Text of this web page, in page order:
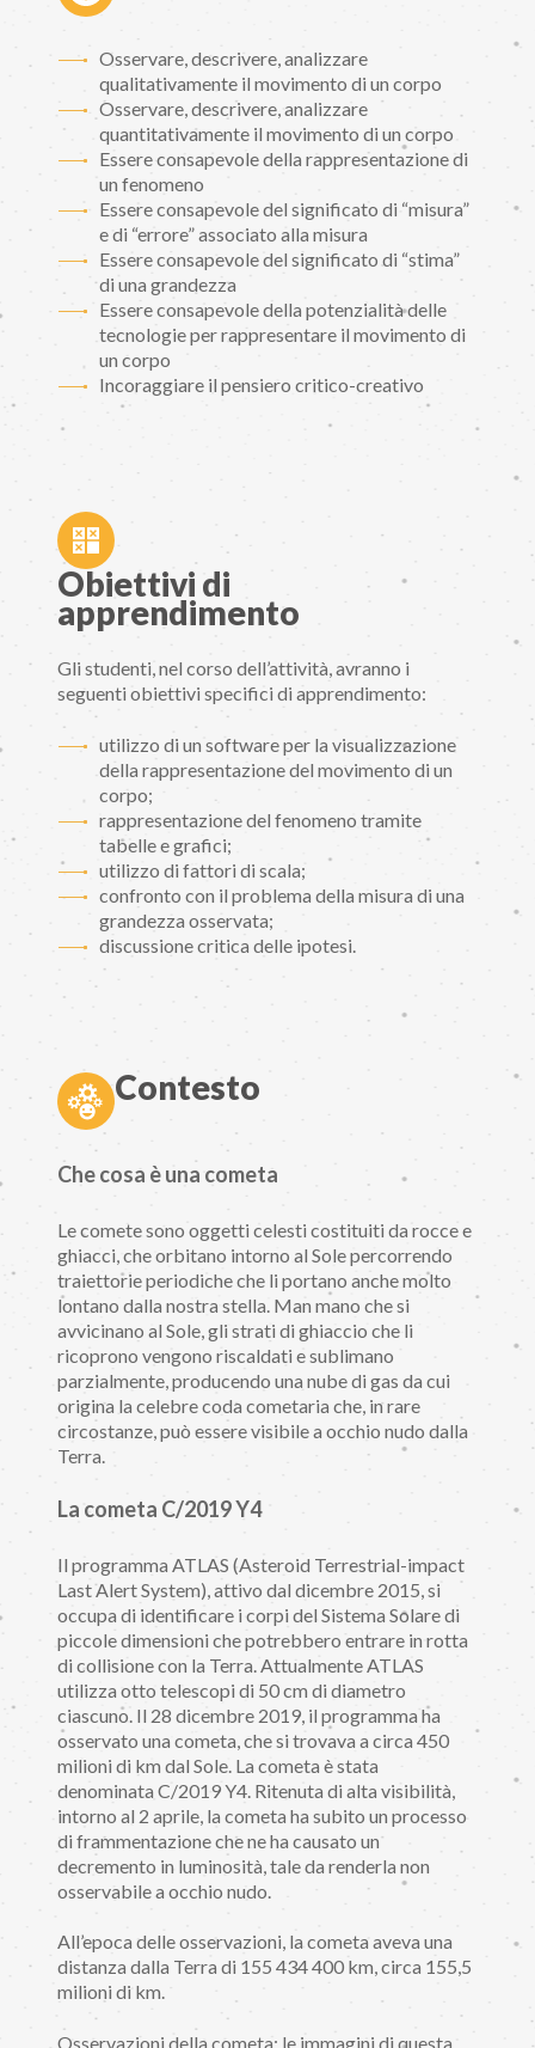
Osservare, descrivere, analizzare
qualitativamente il movimento di un corpo
Osservare, descrivere, analizzare
quantitativamente il movimento di un corpo
Essere consapevole della rappresentazione di
un fenomeno
Essere consapevole del significato di “misura”
e di “errore” associato alla misura
Essere consapevole del significato di “stima”
di una grandezza
Essere consapevole della potenzialità delle
tecnologie per rappresentare il movimento di
un corpo
Incoraggiare il pensiero critico-creativo
Obiettivi di
apprendimento
Gli studenti, nel corso dell’attività, avranno i
seguenti obiettivi specifici di apprendimento:
utilizzo di un software per la visualizzazione
della rappresentazione del movimento di un
corpo;
rappresentazione del fenomeno tramite
tabelle e grafici;
utilizzo di fattori di scala;
confronto con il problema della misura di una
grandezza osservata;
discussione critica delle ipotesi.
Contesto
Che cosa è una cometa
Le comete sono oggetti celesti costituiti da rocce e
ghiacci, che orbitano intorno al Sole percorrendo
traiettorie periodiche che li portano anche molto
lontano dalla nostra stella. Man mano che si
avvicinano al Sole, gli strati di ghiaccio che li
ricoprono vengono riscaldati e sublimano
parzialmente, producendo una nube di gas da cui
origina la celebre coda cometaria che, in rare
circostanze, può essere visibile a occhio nudo dalla
Terra.
La cometa C/2019 Y4
Il programma ATLAS (Asteroid Terrestrial-impact
Last Alert System), attivo dal dicembre 2015, si
occupa di identificare i corpi del Sistema Solare di
piccole dimensioni che potrebbero entrare in rotta
di collisione con la Terra. Attualmente ATLAS
utilizza otto telescopi di 50 cm di diametro
ciascuno. Il 28 dicembre 2019, il programma ha
osservato una cometa, che si trovava a circa 450
milioni di km dal Sole. La cometa è stata
denominata C/2019 Y4. Ritenuta di alta visibilità,
intorno al 2 aprile, la cometa ha subito un processo
di frammentazione che ne ha causato un
decremento in luminosità, tale da renderla non
osservabile a occhio nudo.
All’epoca delle osservazioni, la cometa aveva una
distanza dalla Terra di 155 434 400 km, circa 155,5
milioni di km.
Osservazioni della cometa: le immagini di questa